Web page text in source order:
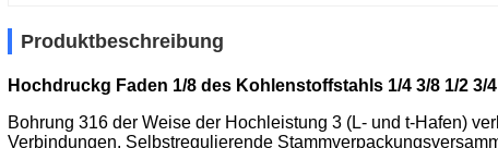
Produktbeschreibung
Hochdruckg Faden 1/8 des Kohlenstoffstahls 1/4 3/8 1/2 3/
Bohrung 316 der Weise der Hochleistung 3 (L- und t-Hafen)
Verbindungen. Selbstregulierende